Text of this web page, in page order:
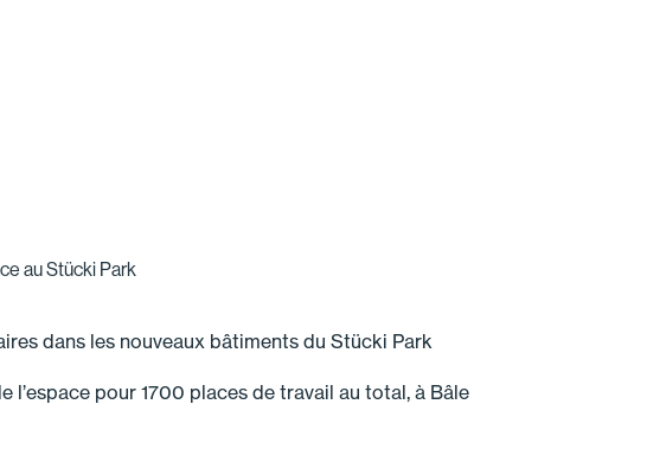
au Stücki Park
dans les nouveaux bâtiments du Stücki Park
l’espace pour 1700 places de travail au total, à Bâle